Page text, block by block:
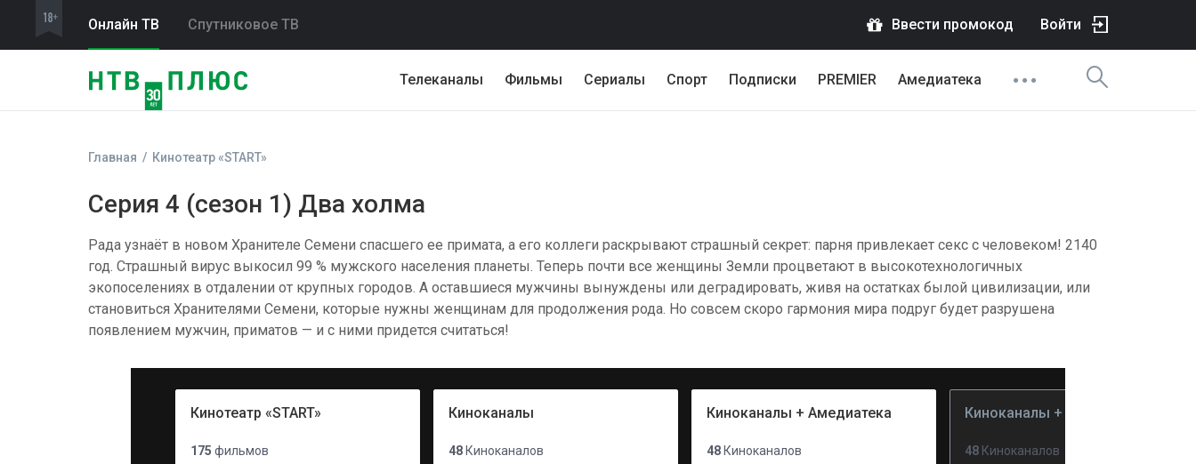
Онлайн ТВ Спутниковое ТВ Ввести промокод Войти
Телеканалы Фильмы Сериалы Спорт Подписки PREMIER Амедиатека
Главная Кинотеатр «START»
Серия 4 (сезон 1) Два холма
Рада узнаёт в новом Хранителе Семени спасшего ее примата, а его коллеги раскрывают страшный секрет: парня привлекает секс с человеком! 2140
год. Страшный вирус выкосил 99 % мужского населения планеты. Теперь почти все женщины Земли процветают в высокотехнологичных
экопоселениях в отдалении от крупных городов. А оставшиеся мужчины вынуждены или деградировать, живя на остатках былой цивилизации, или
становиться Хранителями Семени, которые нужны женщинам для продолжения рода. Но совсем скоро гармония мира подруг будет разрушена
появлением мужчин, приматов — и с ними придется считаться!
Кинотеатр «START»
175 фильмов
Киноканалы
48 Киноканалов
Киноканалы + Амедиатека
48 Киноканалов
Киноканалы + PREMIER
48 Киноканалов